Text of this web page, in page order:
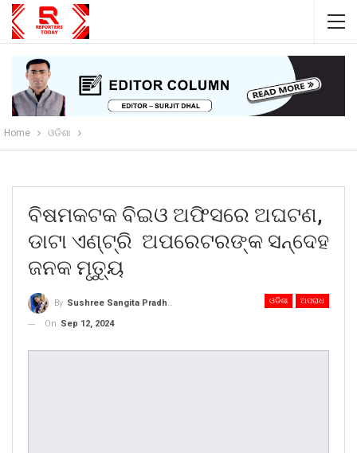
Home ଓଡିଶା
ବିଷମକଟକ ବିଇଓ ଅଫିସରେ ଅଘଟଣ,
ଡାଟା ଏଣ୍ଟ୍ରି ଅପରେଟରଙ୍କ ସନ୍ଦେହ
ଜନକ ମୃତ୍ୟୁ
ଓଡିଶା ଅପରାଧ
By Sushree Sangita Pradhan
On Sep 12, 2024